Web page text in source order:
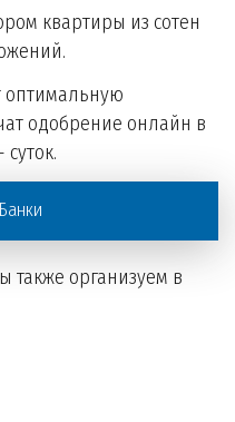
квартиры из сотен
оптимальную
одобрение онлайн в
также организуем в